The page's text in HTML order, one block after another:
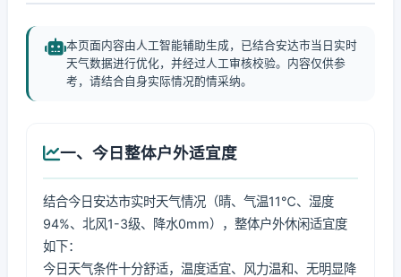
本页面内容由人工智能辅助生成，已结合安达市当日实时
天气数据进行优化，并经过人工审核校验。内容仅供参
考，请结合自身实际情况酌情采纳。
一、今日整体户外适宜度
结合今日安达市实时天气情况（晴、气温11℃、湿度
94%、北风1-3级、降水0mm），整体户外休闲适宜度
如下：
今日天气条件十分舒适，温度适宜、风力温和、无明显降